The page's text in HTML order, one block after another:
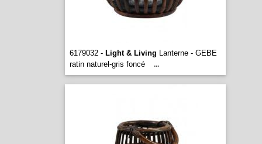
6179032 - Light & Living Lanterne - GEBE
ratin naturel-gris foncé
...